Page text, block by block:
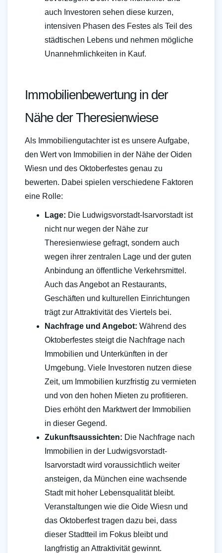
auch Investoren sehen diese kurzen,
intensiven Phasen des Festes als Teil des
städtischen Lebens und nehmen mögliche
Unannehmlichkeiten in Kauf.
Immobilienbewertung in der
Nähe der Theresienwiese
Als Immobiliengutachter ist es unsere Aufgabe,
den Wert von Immobilien in der Nähe der Oiden
Wiesn und des Oktoberfestes genau zu
bewerten. Dabei spielen verschiedene Faktoren
eine Rolle:
Lage: Die Ludwigsvorstadt-Isarvorstadt ist
nicht nur wegen der Nähe zur
Theresienwiese gefragt, sondern auch
wegen ihrer zentralen Lage und der guten
Anbindung an öffentliche Verkehrsmittel.
Auch das Angebot an Restaurants,
Geschäften und kulturellen Einrichtungen
trägt zur Attraktivität des Viertels bei.
Nachfrage und Angebot: Während des
Oktoberfestes steigt die Nachfrage nach
Immobilien und Unterkünften in der
Umgebung. Viele Investoren nutzen diese
Zeit, um Immobilien kurzfristig zu vermieten
und von den hohen Mieten zu profitieren.
Dies erhöht den Marktwert der Immobilien
in dieser Gegend.
Zukunftsaussichten: Die Nachfrage nach
Immobilien in der Ludwigsvorstadt-
Isarvorstadt wird voraussichtlich weiter
ansteigen, da München eine wachsende
Stadt mit hoher Lebensqualität bleibt.
Veranstaltungen wie die Oide Wiesn und
das Oktoberfest tragen dazu bei, dass
dieser Stadtteil im Fokus bleibt und
langfristig an Attraktivität gewinnt.